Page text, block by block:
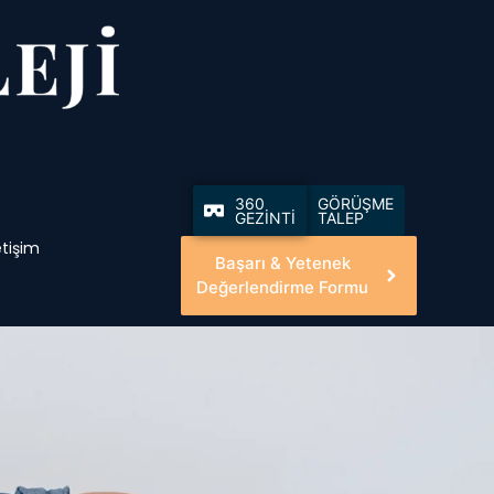
360
GEZİNTİ
GÖRÜŞME
TALEP
Başarı & Yetenek
Değerlendirme Formu